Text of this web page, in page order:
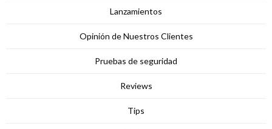
Lanzamientos
Opinión de Nuestros Clientes
Pruebas de seguridad
Reviews
Tips